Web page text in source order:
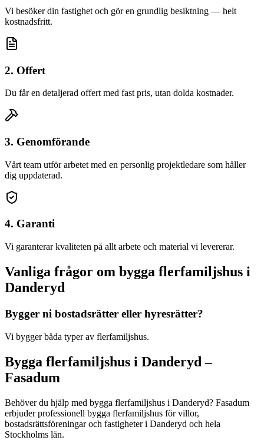
Vi besöker din fastighet och gör en grundlig besiktning — helt
kostnadsfritt.
2. Offert
Du får en detaljerad offert med fast pris, utan dolda kostnader.
3. Genomförande
Vårt team utför arbetet med en personlig projektledare som håller
dig uppdaterad.
4. Garanti
Vi garanterar kvaliteten på allt arbete och material vi levererar.
Vanliga frågor om bygga flerfamiljshus i
Danderyd
Bygger ni bostadsrätter eller hyresrätter?
Vi bygger båda typer av flerfamiljshus.
Bygga flerfamiljshus i Danderyd –
Fasadum
Behöver du hjälp med bygga flerfamiljshus i Danderyd? Fasadum
erbjuder professionell bygga flerfamiljshus för villor,
bostadsrättsföreningar och fastigheteri Danderyd och hela
Stockholms län.